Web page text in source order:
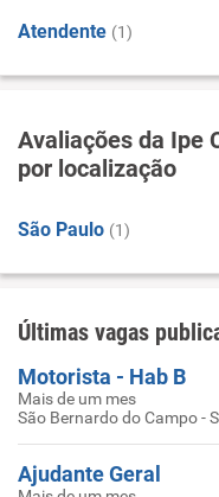
Atendente (1)
Avaliações da Ipe
por localização
São Paulo (1)
Últimas vagas
Motorista - Hab B
Mais de um mes
São Bernardo do Campo -
Ajudante Geral